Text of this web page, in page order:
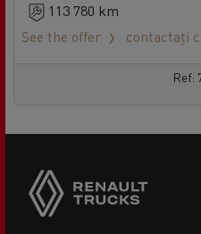
113 780 km
See the offer
contactați
Ref: